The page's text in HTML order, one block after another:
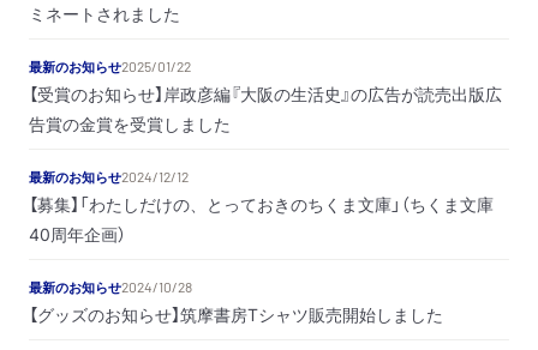
ミネートされました
最新のお知らせ2025/01/22
【受賞のお知らせ】岸政彦編『大阪の生活史』の広告が読売出版広
告賞の金賞を受賞しました
最新のお知らせ2024/12/12
【募集】「わたしだけの、とっておきのちくま文庫」（ちくま文庫
40周年企画）
最新のお知らせ2024/10/28
【グッズのお知らせ】筑摩書房Tシャツ販売開始しました